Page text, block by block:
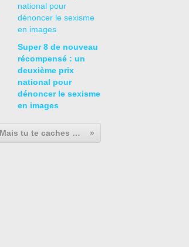
Super 8 de nouveau
récompensé : un
deuxième prix
national pour
dénoncer le sexisme
en images
Mais tu te caches où ?